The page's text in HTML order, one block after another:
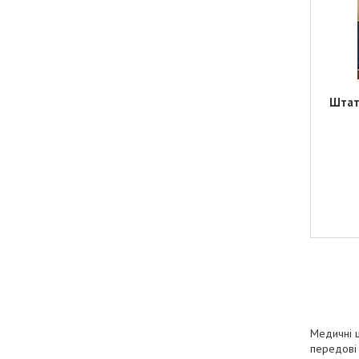
Медичні
передові